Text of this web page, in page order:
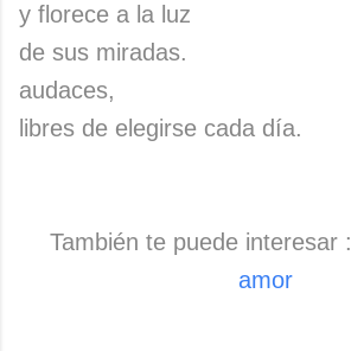
y florece a la luz
de sus miradas.
audaces,
libres de elegirse cada día.
También te puede interesar :
amor